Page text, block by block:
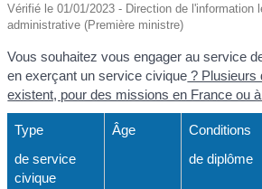
Vérifié le 01/01/2023 - Direction de l'information
administrative (Première ministre)
Vous souhaitez vous engager au service
en exerçant un service civique ? Plusieurs
existent, pour des missions en France ou
Type
de service
civique
Âge
Conditions
de diplôme